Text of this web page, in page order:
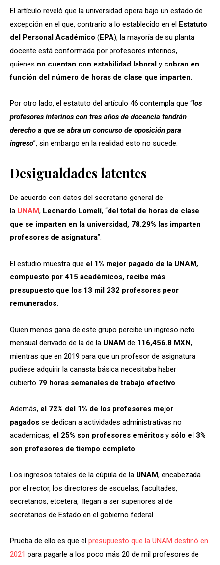
El artículo reveló que la universidad opera bajo un estado de
excepción en el que, contrario a lo establecido en el Estatuto
del Personal Académico (EPA), la mayoría de su planta
docente está conformada por profesores interinos,
quienes no cuentan con estabilidad laboral y cobran en
función del número de horas de clase que imparten.
Por otro lado, el estatuto del artículo 46 contempla que “los
profesores interinos con tres años de docencia tendrán
derecho a que se abra un concurso de oposición para
ingreso”, sin embargo en la realidad esto no sucede.
Desigualdades latentes
De acuerdo con datos del secretario general de
la UNAM, Leonardo Lomelí, “del total de horas de clase
que se imparten en la universidad, 78.29% las imparten
profesores de asignatura”.
El estudio muestra que el 1% mejor pagado de la UNAM,
compuesto por 415 académicos, recibe más
presupuesto que los 13 mil 232 profesores peor
remunerados.
Quien menos gana de este grupo percibe un ingreso neto
mensual derivado de la de la UNAM de 116,456.8 MXN,
mientras que en 2019 para que un profesor de asignatura
pudiese adquirir la canasta básica necesitaba haber
cubierto 79 horas semanales de trabajo efectivo.
Además, el 72% del 1% de los profesores mejor
pagados se dedican a actividades administrativas no
académicas, el 25% son profesores eméritos y sólo el 3%
son profesores de tiempo completo.
Los ingresos totales de la cúpula de la UNAM, encabezada
por el rector, los directores de escuelas, facultades,
secretarios, etcétera, llegan a ser superiores al de
secretarios de Estado en el gobierno federal.
Prueba de ello es que el presupuesto que la UNAM destinó en
2021 para pagarle a los poco más 20 de mil profesores de